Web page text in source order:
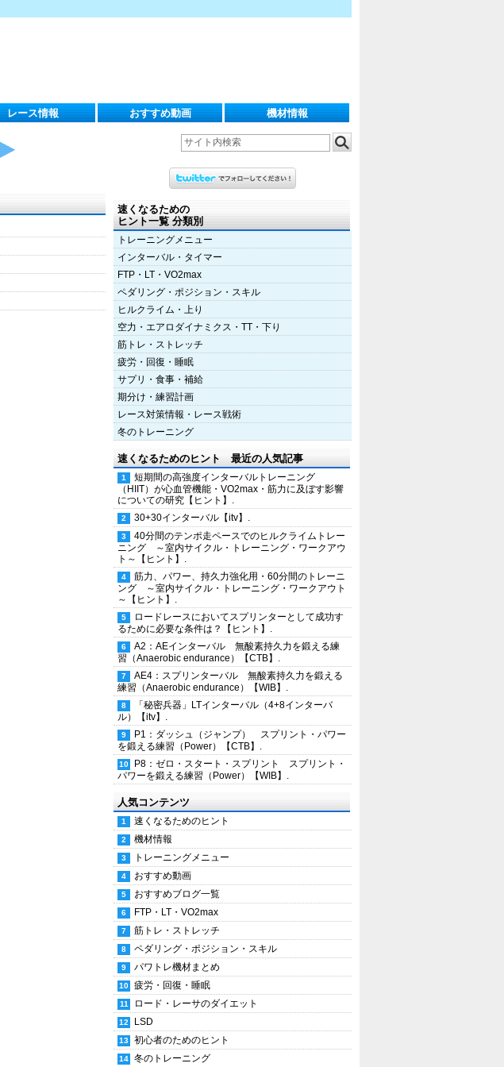
レース情報 おすすめ動画 機材情報
速くなるための
ヒント一覧 分類別
トレーニングメニュー
インターバル・タイマー
FTP・LT・VO2max
ペダリング・ポジション・スキル
ヒルクライム・上り
空力・エアロダイナミクス・TT・下り
筋トレ・ストレッチ
疲労・回復・睡眠
サプリ・食事・補給
期分け・練習計画
レース対策情報・レース戦術
冬のトレーニング
速くなるためのヒント 最近の人気記事
短期間の高強度インターバルトレーニング
（HIIT）が心血管機能・VO2max・筋力に及ぼす影響
についての研究【ヒント】.
30+30インターバル【itv】.
40分間のテンポ走ペースでのヒルクライムトレー
ニング ～室内サイクル・トレーニング・ワークアウ
ト～【ヒント】.
筋力、パワー、持久力強化用・60分間のトレーニ
ング ～室内サイクル・トレーニング・ワークアウト
～【ヒント】.
ロードレースにおいてスプリンターとして成功す
るために必要な条件は？【ヒント】.
A2：AEインターバル 無酸素持久力を鍛える練
習（Anaerobic endurance）【CTB】.
AE4：スプリンターバル 無酸素持久力を鍛える
練習（Anaerobic endurance）【WIB】.
「秘密兵器」LTインターバル（4+8インターバ
ル）【itv】.
P1：ダッシュ（ジャンプ） スプリント・パワー
を鍛える練習（Power）【CTB】.
P8：ゼロ・スタート・スプリント スプリント・
パワーを鍛える練習（Power）【WIB】.
人気コンテンツ
速くなるためのヒント
機材情報
トレーニングメニュー
おすすめ動画
おすすめブログ一覧
FTP・LT・VO2max
筋トレ・ストレッチ
ペダリング・ポジション・スキル
パワトレ機材まとめ
疲労・回復・睡眠
ロード・レーサのダイエット
LSD
初心者のためのヒント
冬のトレーニング